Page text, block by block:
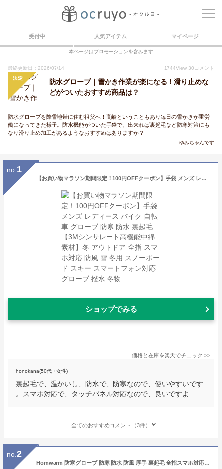
受付中 人気アイテム マイページ
本ページはプロモーションを含みます
最終更新日：2026/07/14 1744View 30 コメント
決定
防水グローブ｜雪かき作業が楽になる！滑り止めな
どがついたおすすめ商品は？
防水グローブを降雪地帯に住む祖父へ！高齢ということもあり毎日の雪かきが重労
働になってきた様子。防水機能がついた手袋で、出来れば裏起毛など防寒対策にも
なり滑り止め加工があるようなおすすめはありますか？
ゆみちゃんです
no. 1
【お買い物マラソン期間限定！100円OFFクーポン】手袋 メンズ レディース バイク 自転車 グローブ 防寒 防水 裏起毛 【3Mシンサレート高機能中綿素材】冬 アウトドア 全指 スマホ対応 防風 雪 冬用 スノーボード スキー スマートフォン対応 グローブ 撥水 冬物
ショップでみる
価格と在庫を楽天でチェック >>
honokana(50代・女性)
裏起毛で、温かいし、防水で、防寒なので、使いやすいです
。スマホ対応で、タッチパネル対応なので、良いですよ
全てのおすすめコメント（3件）
no. 2
Homwarm 防寒グローブ 防寒 防水 防風 厚手 裏起毛 全指スマホ対応 アウトドアグローブ 滑り止め 耐摩耗 長い袖口 伸縮ゴム 手袋 防寒対策 通勤通学 快適 スキー 登山 冬 男女兼用 (L)